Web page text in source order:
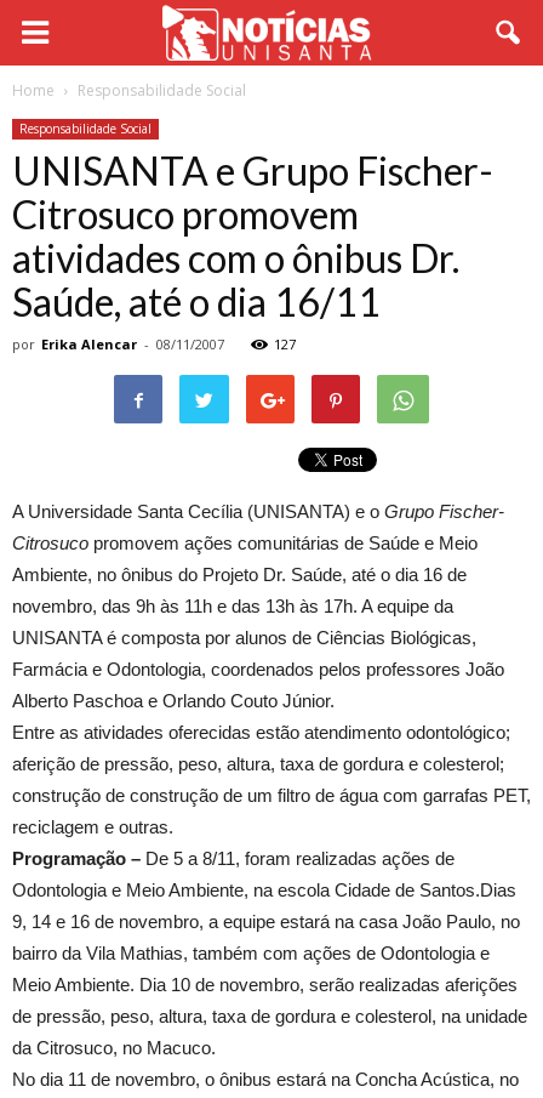
Home Responsabilidade Social
Responsabilidade Social
UNISANTA e Grupo Fischer-
Citrosuco promovem
atividades com o ônibus Dr.
Saúde, até o dia 16/11
por Erika Alencar - 08/11/2007 127
A Universidade Santa Cecília (UNISANTA) e o Grupo Fischer-
Citrosuco promovem ações comunitárias de Saúde e Meio
Ambiente, no ônibus do Projeto Dr. Saúde, até o dia 16 de
novembro, das 9h às 11h e das 13h às 17h. A equipe da
UNISANTA é composta por alunos de Ciências Biológicas,
Farmácia e Odontologia, coordenados pelos professores João
Alberto Paschoa e Orlando Couto Júnior.
Entre as atividades oferecidas estão atendimento odontológico;
aferição de pressão, peso, altura, taxa de gordura e colesterol;
construção de construção de um filtro de água com garrafas PET,
reciclagem e outras.
Programação – De 5 a 8/11, foram realizadas ações de
Odontologia e Meio Ambiente, na escola Cidade de Santos.Dias
9, 14 e 16 de novembro, a equipe estará na casa João Paulo, no
bairro da Vila Mathias, também com ações de Odontologia e
Meio Ambiente. Dia 10 de novembro, serão realizadas aferições
de pressão, peso, altura, taxa de gordura e colesterol, na unidade
da Citrosuco, no Macuco.
No dia 11 de novembro, o ônibus estará na Concha Acústica, no